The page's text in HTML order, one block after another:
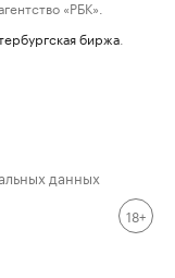
«РБК».
биржа
данных
18+